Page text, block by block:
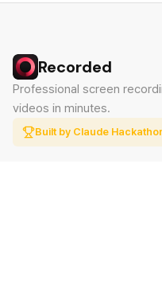
Recorded
Professional screen
videos in minutes.
Built by Claude